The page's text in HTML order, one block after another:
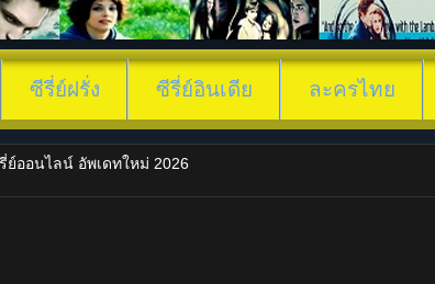
ซีรี่ย์ฝรั่ง ซีรี่ย์อินเดีย ละครไทย
ย์ออนไลน์ อัพเดทใหม่ 2026